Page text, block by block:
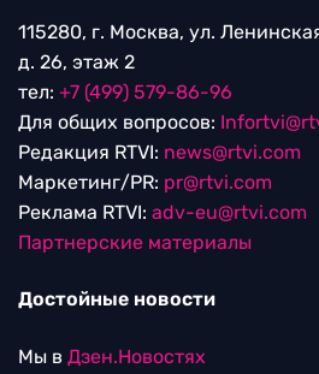
115280, г. Москва, ул.
д. 26, этаж 2
тел: +7 (499) 579-86-96
Для общих вопросов:
Редакция RTVI: news@rtvi.com
Маркетинг/PR: pr@rtvi.com
Реклама RTVI: adv-eu@rtvi.com
Партнерские материалы
Достойные новости
Мы в Дзен.Новостях